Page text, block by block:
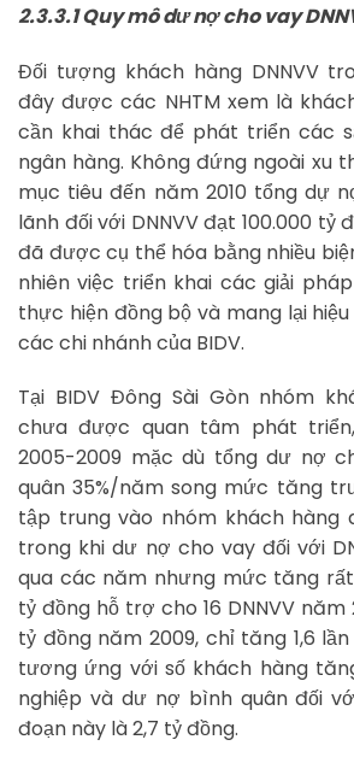
2.3.3.1 Quy mô dư nợ cho vay
Đối tượng khách hàng DNNVV
đây được các NHTM xem là
cần khai thác để phát triển các
ngân hàng. Không đứng ngoài xu
mục tiêu đến năm 2010 tổng dự
lãnh đối với DNNVV đạt 100.000 tỷ
đã được cụ thể hóa bằng nhiều
nhiên việc triển khai các giải
thực hiện đồng bộ và mang lại
các chi nhánh của BIDV.
Tại BIDV Đông Sài Gòn nhóm
chưa được quan tâm phát
2005-2009 mặc dù tổng dư nợ
quân 35%/năm song mức tăng
tập trung vào nhóm khách hàng
trong khi dư nợ cho vay đối với
qua các năm nhưng mức tăng
tỷ đồng hỗ trợ cho 16 DNNVV năm
tỷ đồng năm 2009, chỉ tăng 1,6
tương ứng với số khách hàng
nghiệp và dư nợ bình quân đối
đoạn này là 2,7 tỷ đồng.